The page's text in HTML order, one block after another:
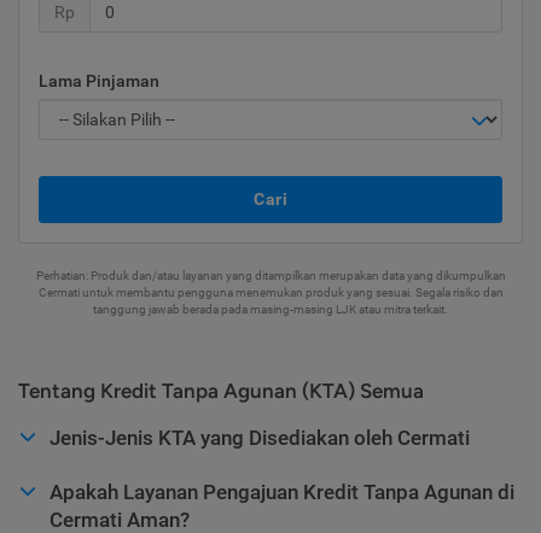
Rp
Lama Pinjaman
Cari
Perhatian: Produk dan/atau layanan yang ditampilkan merupakan data yang dikumpulkan
Cermati untuk membantu pengguna menemukan produk yang sesuai. Segala risiko dan
tanggung jawab berada pada masing-masing LJK atau mitra terkait.
Tentang Kredit Tanpa Agunan (KTA) Semua
Jenis-Jenis KTA yang Disediakan oleh Cermati
Apakah Layanan Pengajuan Kredit Tanpa Agunan di
Cermati Aman?